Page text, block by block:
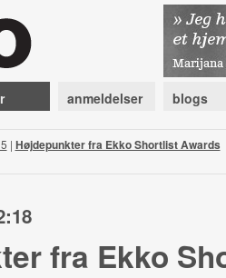
anmeldelser blogs
| Højdepunkter fra Ekko Shortlist Awards
fra Ekko